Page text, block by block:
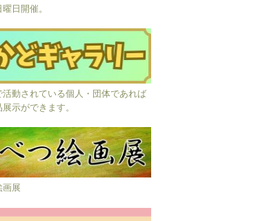
日開催。
動されている個人・団体であれば
示ができます。
画展